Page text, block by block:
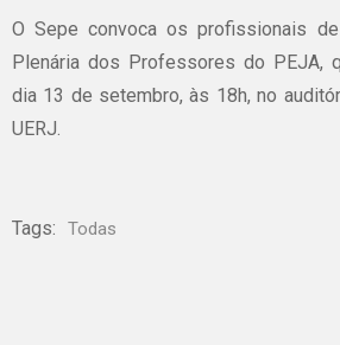
O Sepe convoca os profissionais
Plenária dos Professores do PEJA,
dia 13 de setembro, às 18h, no
UERJ.
Tags: Todas